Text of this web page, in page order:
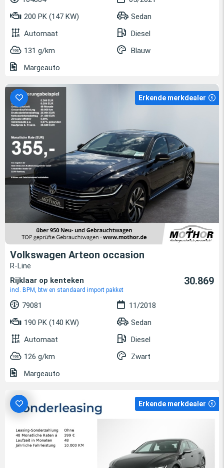
200 PK (147 KW)
Sedan
Automaat
Diesel
131 g/km
Blauw
Margeauto
Erkende merkdealer
Volkswagen Arteon occasion
R-Line
Rijklaar op kenteken
incl. BPM, btw en standaard import pakket
30.869
79081
11/2018
190 PK (140 KW)
Sedan
Automaat
Diesel
126 g/km
Zwart
Margeauto
Erkende merkdealer